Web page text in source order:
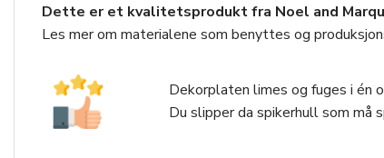
Dette er et kvalitetsprodukt fra Noel and
Les mer om materialene som benyttes og
Dekorplaten limes og fuges i én
Du slipper da spikerhull som må